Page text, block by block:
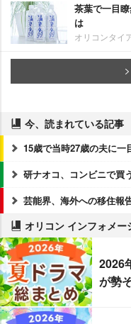
茶葉で一目
は
オリコンタイ
今、読まれている記事
15歳で当時27歳の夫に一
研ナオコ、コンビニで買
芸能界、海外への移住報
オリコン インフォメー
2026
が勢